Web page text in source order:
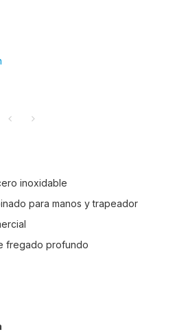
inoxidable
para manos y trapeador
fregado profundo